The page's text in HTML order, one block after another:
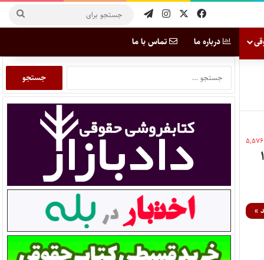
درباره ما تماس با ما
۵,۵۷۶
»